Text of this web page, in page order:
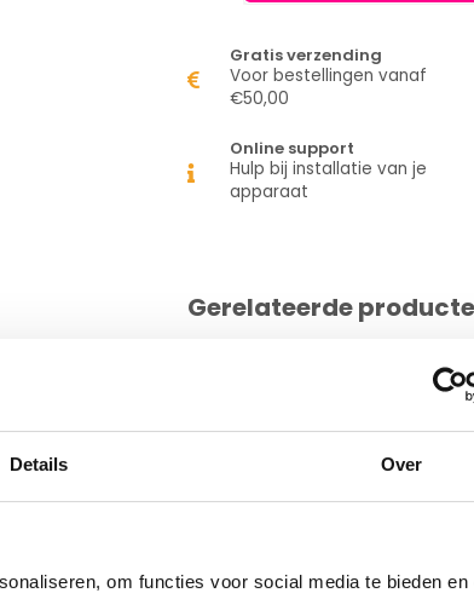
Details Over
om functies voor social media te bieden en
Gratis verzending
Voor bestellingen vanaf
€50,00
Online support
Hulp bij installatie van je
apparaat
van
tot max. 5
Gerelateerde